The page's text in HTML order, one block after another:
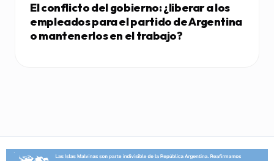
El conflicto del gobierno: ¿liberar a los
empleados para el partido de Argentina
o mantenerlos en el trabajo?